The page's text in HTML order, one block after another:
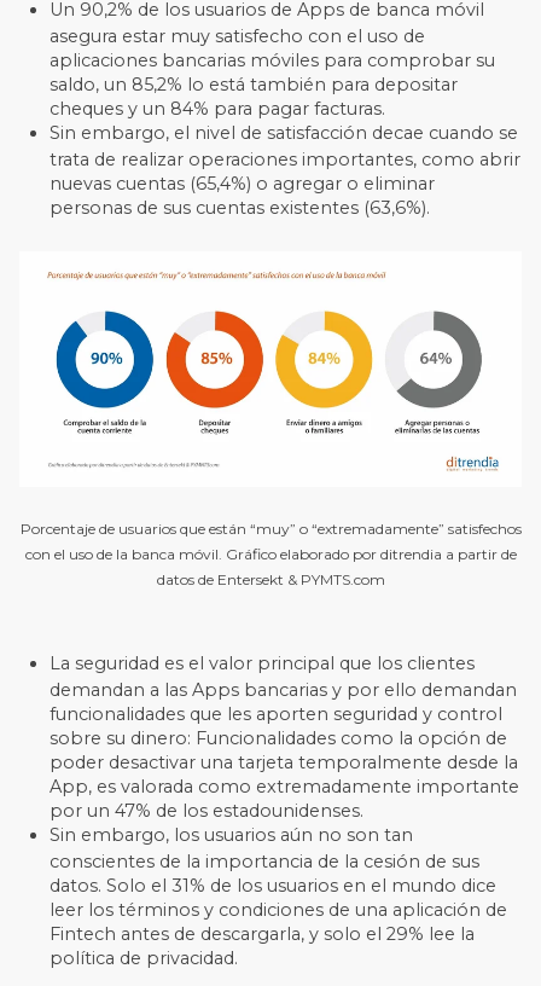
Un 90,2% de los usuarios de Apps de banca móvil
asegura estar muy satisfecho con el uso de
aplicaciones bancarias móviles para comprobar su
saldo, un 85,2% lo está también para depositar
cheques y un 84% para pagar facturas.
Sin embargo, el nivel de satisfacción decae cuando se
trata de realizar operaciones importantes, como abrir
nuevas cuentas (65,4%) o agregar o eliminar
personas de sus cuentas existentes (63,6%).
Porcentaje de usuarios que están “muy” o “extremadamente” satisfechos
con el uso de la banca móvil. Gráfico elaborado por ditrendia a partir de
datos de Entersekt & PYMTS.com
La seguridad es el valor principal que los clientes
demandan a las Apps bancarias y por ello demandan
funcionalidades que les aporten seguridad y control
sobre su dinero: Funcionalidades como la opción de
poder desactivar una tarjeta temporalmente desde la
App, es valorada como extremadamente importante
por un 47% de los estadounidenses.
Sin embargo, los usuarios aún no son tan
conscientes de la importancia de la cesión de sus
datos. Solo el 31% de los usuarios en el mundo dice
leer los términos y condiciones de una aplicación de
Fintech antes de descargarla, y solo el 29% lee la
política de privacidad.